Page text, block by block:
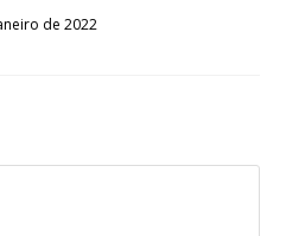
de 2022